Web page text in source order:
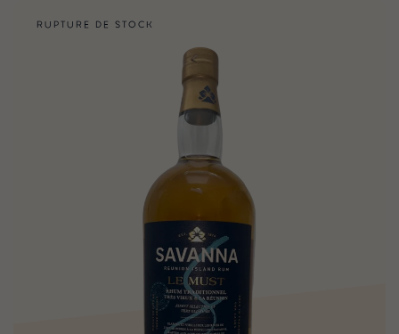
RUPTURE DE STOCK